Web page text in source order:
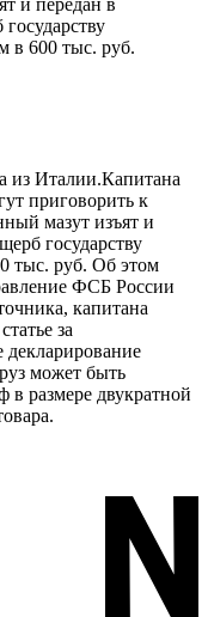
и передан в
в 600 тыс. руб.
из Италии.Капитана
приговорить к
мазут изъят и
государству
тыс. руб. Об этом
ФСБ России
капитана
за
декларирование
может быть
размере двукратной